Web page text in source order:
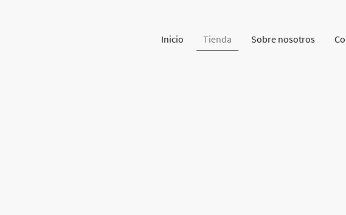
Inicio Tienda Sobre nosotros